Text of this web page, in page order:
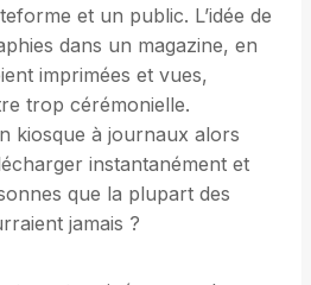
et un public. L’idée de
dans un magazine, en
imprimées et vues,
trop cérémonielle.
kiosque à journaux alors
instantanément et
que la plupart des
jamais ?